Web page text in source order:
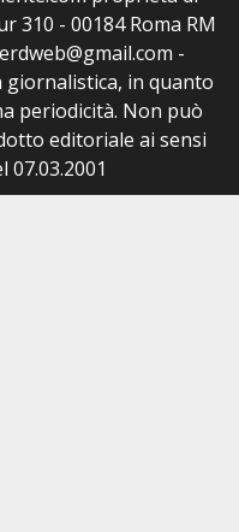
310 - 00184 Roma RM
-
in quanto
periodicità. Non può
editoriale ai sensi
07.03.2001